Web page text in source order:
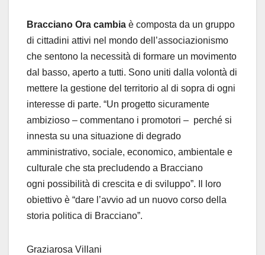
Bracciano Ora cambia è composta da un gruppo
di cittadini attivi nel mondo dell’associazionismo
che sentono la necessità di formare un movimento
dal basso, aperto a tutti. Sono uniti dalla volontà di
mettere la gestione del territorio al di sopra di ogni
interesse di parte. “Un progetto sicuramente
ambizioso – commentano i promotori – perché si
innesta su una situazione di degrado
amministrativo, sociale, economico, ambientale e
culturale che sta precludendo a Bracciano
ogni possibilità di crescita e di sviluppo”. Il loro
obiettivo è “dare l’avvio ad un nuovo corso della
storia politica di Bracciano”.
Graziarosa Villani